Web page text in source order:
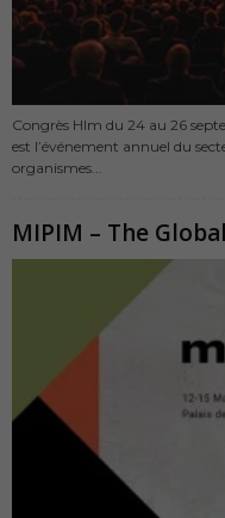
Congrès Hlm du 24 au 26
est l’événement annuel du
organismes...
MIPIM – The